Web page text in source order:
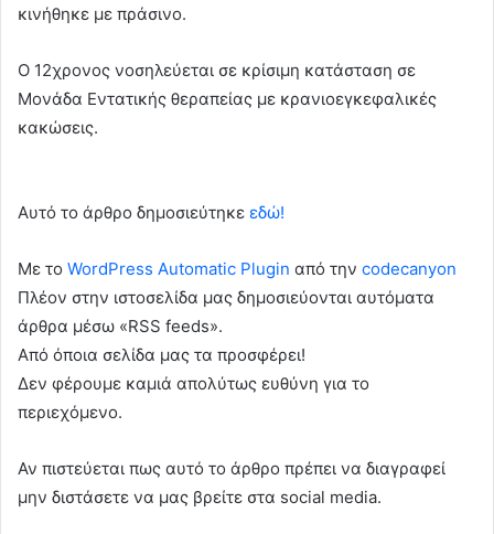
κινήθηκε με πράσινο.
Ο 12χρονος νοσηλεύεται σε κρίσιμη κατάσταση σε
Μονάδα Εντατικής θεραπείας με κρανιοεγκεφαλικές
κακώσεις.
Αυτό το άρθρο δημοσιεύτηκε εδώ!
Με το WordPress Automatic Plugin από την codecanyon
Πλέον στην ιστοσελίδα μας δημοσιεύονται αυτόματα
άρθρα μέσω «RSS feeds».
Από όποια σελίδα μας τα προσφέρει!
Δεν φέρουμε καμιά απολύτως ευθύνη για το
περιεχόμενο.
Αν πιστεύεται πως αυτό το άρθρο πρέπει να διαγραφεί
μην διστάσετε να μας βρείτε στα social media.